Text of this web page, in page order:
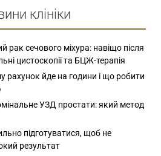
клініки
рак сечового міхура: навіщо після
цистоскопії та БЦЖ-терапія
рахунок йде на години і що робити
УЗД простати: який метод
підготуватися, щоб не
результат